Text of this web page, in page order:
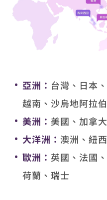
亞洲： 台灣、日本
越南、沙烏地阿拉伯
美洲： 美國、加拿大
大洋洲： 澳洲、紐
歐洲： 英國、法國
荷蘭、瑞士